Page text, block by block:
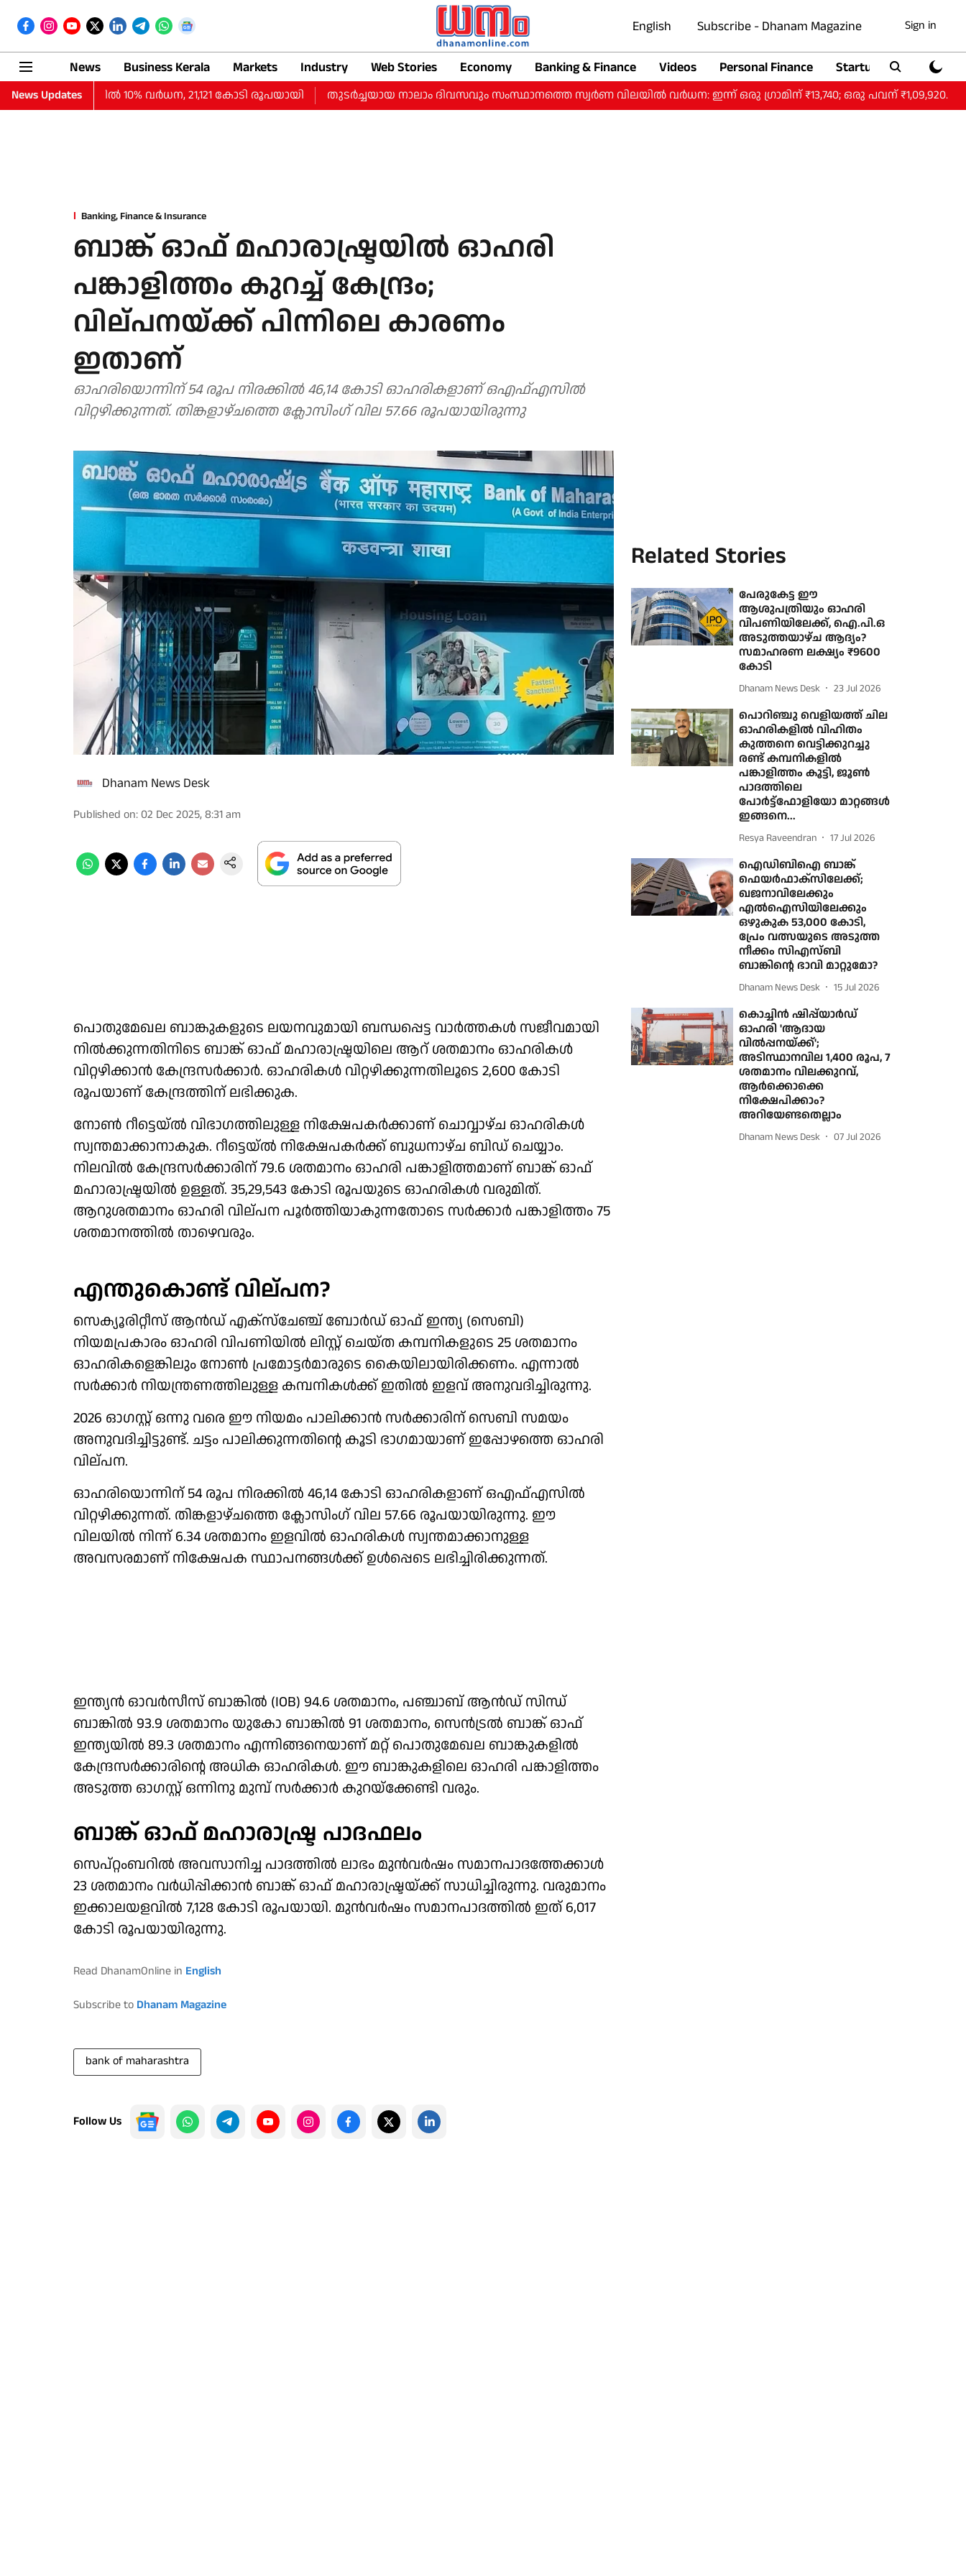
English Subscribe - Dhanam Magazine Sign in
News Business Kerala Markets Industry Web Stories Economy Banking & Finance Videos Personal Finance Startup
News Updates
ലാഭത്തില്‍ 10% വര്‍ധന, 21,121 കോടി രൂപയായി തുടർച്ചയായ നാലാം ദിവസവും സംസ്ഥാനത്തെ സ്വർണ വിലയിൽ വർധന: ഇന്ന് ഒരു ​ഗ്രാമിന് ₹13,740; ഒരു പവന് ₹1,09,920.
Banking, Finance & Insurance
ബാങ്ക് ഓഫ് മഹാരാഷ്ട്രയില്‍ ഓഹരി
പങ്കാളിത്തം കുറച്ച് കേന്ദ്രം;
വില്പനയ്ക്ക് പിന്നിലെ കാരണം
ഇതാണ്
ഓഹരിയൊന്നിന് 54 രൂപ നിരക്കില്‍ 46,14 കോടി ഓഹരികളാണ് ഒഎഫ്എസില്‍
വിറ്റഴിക്കുന്നത്. തിങ്കളാഴ്ചത്തെ ക്ലോസിംഗ് വില 57.66 രൂപയായിരുന്നു
Dhanam News Desk
Published on: 02 Dec 2025, 8:31 am
പൊതുമേഖല ബാങ്കുകളുടെ ലയനവുമായി ബന്ധപ്പെട്ട വാര്‍ത്തകള്‍ സജീവമായി
നില്‍ക്കുന്നതിനിടെ ബാങ്ക് ഓഫ് മഹാരാഷ്ട്രയിലെ ആറ് ശതമാനം ഓഹരികള്‍
വിറ്റഴിക്കാന്‍ കേന്ദ്രസര്‍ക്കാര്‍. ഓഹരികള്‍ വിറ്റഴിക്കുന്നതിലൂടെ 2,600 കോടി
രൂപയാണ് കേന്ദ്രത്തിന് ലഭിക്കുക.
നോണ്‍ റീട്ടെയ്ല്‍ വിഭാഗത്തിലുള്ള നിക്ഷേപകര്‍ക്കാണ് ചൊവ്വാഴ്ച ഓഹരികള്‍
സ്വന്തമാക്കാനാകുക. റീട്ടെയ്ല്‍ നിക്ഷേപകര്‍ക്ക് ബുധനാഴ്ച ബിഡ് ചെയ്യാം.
നിലവില്‍ കേന്ദ്രസര്‍ക്കാരിന് 79.6 ശതമാനം ഓഹരി പങ്കാളിത്തമാണ് ബാങ്ക് ഓഫ്
മഹാരാഷ്ട്രയില്‍ ഉള്ളത്. 35,29,543 കോടി രൂപയുടെ ഓഹരികള്‍ വരുമിത്.
ആറുശതമാനം ഓഹരി വില്പന പൂര്‍ത്തിയാകുന്നതോടെ സര്‍ക്കാര്‍ പങ്കാളിത്തം 75
ശതമാനത്തില്‍ താഴെവരും.
എന്തുകൊണ്ട് വില്പന?
സെക്യൂരിറ്റീസ് ആന്‍ഡ് എക്‌സ്‌ചേഞ്ച് ബോര്‍ഡ് ഓഫ് ഇന്ത്യ (സെബി)
നിയമപ്രകാരം ഓഹരി വിപണിയില്‍ ലിസ്റ്റ് ചെയ്ത കമ്പനികളുടെ 25 ശതമാനം
ഓഹരികളെങ്കിലും നോണ്‍ പ്രമോട്ടര്‍മാരുടെ കൈയിലായിരിക്കണം. എന്നാല്‍
സര്‍ക്കാര്‍ നിയന്ത്രണത്തിലുള്ള കമ്പനികള്‍ക്ക് ഇതില്‍ ഇളവ് അനുവദിച്ചിരുന്നു.
2026 ഓഗസ്റ്റ് ഒന്നു വരെ ഈ നിയമം പാലിക്കാന്‍ സര്‍ക്കാരിന് സെബി സമയം
അനുവദിച്ചിട്ടുണ്ട്. ചട്ടം പാലിക്കുന്നതിന്റെ കൂടി ഭാഗമായാണ് ഇപ്പോഴത്തെ ഓഹരി
വില്പന.
ഓഹരിയൊന്നിന് 54 രൂപ നിരക്കില്‍ 46,14 കോടി ഓഹരികളാണ് ഒഎഫ്എസില്‍
വിറ്റഴിക്കുന്നത്. തിങ്കളാഴ്ചത്തെ ക്ലോസിംഗ് വില 57.66 രൂപയായിരുന്നു. ഈ
വിലയില്‍ നിന്ന് 6.34 ശതമാനം ഇളവില്‍ ഓഹരികള്‍ സ്വന്തമാക്കാനുള്ള
അവസരമാണ് നിക്ഷേപക സ്ഥാപനങ്ങള്‍ക്ക് ഉള്‍പ്പെടെ ലഭിച്ചിരിക്കുന്നത്.
ഇന്ത്യന്‍ ഓവര്‍സീസ് ബാങ്കില്‍ (IOB) 94.6 ശതമാനം, പഞ്ചാബ് ആന്‍ഡ് സിന്ധ്
ബാങ്കില്‍ 93.9 ശതമാനം യുകോ ബാങ്കില്‍ 91 ശതമാനം, സെന്‍ട്രല്‍ ബാങ്ക് ഓഫ്
ഇന്ത്യയില്‍ 89.3 ശതമാനം എന്നിങ്ങനെയാണ് മറ്റ് പൊതുമേഖല ബാങ്കുകളില്‍
കേന്ദ്രസര്‍ക്കാരിന്റെ അധിക ഓഹരികള്‍. ഈ ബാങ്കുകളിലെ ഓഹരി പങ്കാളിത്തം
അടുത്ത ഓഗസ്റ്റ് ഒന്നിനു മുമ്പ് സര്‍ക്കാര്‍ കുറയ്‌ക്കേണ്ടി വരും.
ബാങ്ക് ഓഫ് മഹാരാഷ്ട്ര പാദഫലം
സെപ്റ്റംബറില്‍ അവസാനിച്ച പാദത്തില്‍ ലാഭം മുന്‍വര്‍ഷം സമാനപാദത്തേക്കാള്‍
23 ശതമാനം വര്‍ധിപ്പിക്കാന്‍ ബാങ്ക് ഓഫ് മഹാരാഷ്ട്രയ്ക്ക് സാധിച്ചിരുന്നു. വരുമാനം
ഇക്കാലയളവില്‍ 7,128 കോടി രൂപയായി. മുന്‍വര്‍ഷം സമാനപാദത്തില്‍ ഇത് 6,017
കോടി രൂപയായിരുന്നു.
Read DhanamOnline in English
Subscribe to Dhanam Magazine
bank of maharashtra
Follow Us
Related Stories
പേരുകേട്ട ഈ
ആശുപത്രിയും ഓഹരി
വിപണിയിലേക്ക്, ഐ.പി.ഒ
അടുത്തയാഴ്ച ആദ്യം?
സമാഹരണ ലക്ഷ്യം ₹9600
കോടി
Dhanam News Desk 23 Jul 2026
പൊറിഞ്ചു വെളിയത്ത് ചില
ഓഹരികളില്‍ വിഹിതം
കുത്തനെ വെട്ടിക്കുറച്ചു
രണ്ട് കമ്പനികളില്‍
പങ്കാളിത്തം കൂട്ടി, ജൂണ്‍
പാദത്തിലെ
പോര്‍ട്ട്‌ഫോളിയോ മാറ്റങ്ങള്‍
ഇങ്ങനെ...
Resya Raveendran 17 Jul 2026
ഐഡിബിഐ ബാങ്ക്
ഫെയര്‍ഫാക്‌സിലേക്ക്‌;
ഖജനാവിലേക്കും
എല്‍ഐസിയിലേക്കും
ഒഴുകുക 53,000 കോടി,
പ്രേം വത്സയുടെ അടുത്ത
നീക്കം സിഎസ്ബി
ബാങ്കിന്റെ ഭാവി മാറ്റുമോ?
Dhanam News Desk 15 Jul 2026
കൊച്ചിന്‍ ഷിപ്പ്‌യാര്‍ഡ്‌
ഓഹരി 'ആദായ
വില്‍പ്പനയ്ക്ക്';
അടിസ്ഥാനവില 1,400 രൂപ, 7
ശതമാനം വിലക്കുറവ്,
ആര്‍ക്കൊക്കെ
നിക്ഷേപിക്കാം?
അറിയേണ്ടതെല്ലാം
Dhanam News Desk 07 Jul 2026